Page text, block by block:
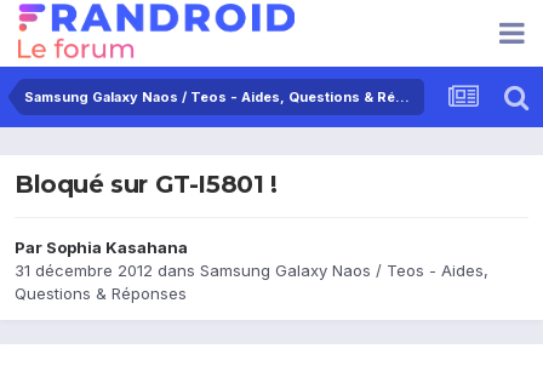
Samsung Galaxy Naos / Teos - Aides, Questions & Réponses
Bloqué sur GT-I5801 !
Par Sophia Kasahana
31 décembre 2012 dans Samsung Galaxy Naos / Teos - Aides,
Questions & Réponses